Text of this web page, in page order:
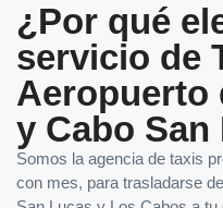
¿Por qué
servicio de
Aeropuerto
y Cabo San
Somos la agencia de taxis
con mes, para trasladarse